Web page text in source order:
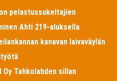
pelastussukeltajien
Ahti 219-aluksella
kanavan laivaväylän
Oy Tahkolahden sillan